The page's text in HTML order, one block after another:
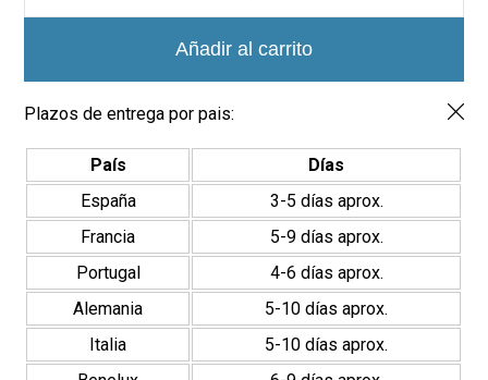
Añadir al carrito
Plazos de entrega por pais:
País
Días
España
3-5 días aprox.
Francia
5-9 días aprox.
Portugal
4-6 días aprox.
Alemania
5-10 días aprox.
Italia
5-10 días aprox.